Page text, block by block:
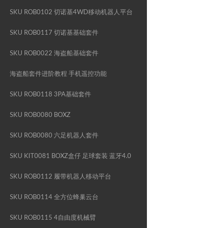
SKU ROB0102 切诺基4WD移动机器人平台
SKU ROB0117 切诺基基础套件
SKU ROB0022 海盗船基础套件
海盗船套件进阶教程 手机遥控功能
SKU ROB0118 3PA基础套件
SKU ROB0080 BOXZ
SKU ROB0080 六足机器人套件
SKU KIT0081 BOXZ盒仔 足球套装 蓝牙4.0
SKU ROB0112 履带机器人移动平台
SKU ROB0114 全方位蜂巢云台
SKU ROB0115 4自由度机械臂